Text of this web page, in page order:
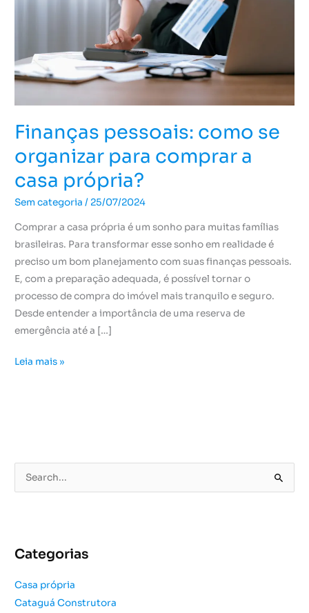
Finanças pessoais: como se
organizar para comprar a
casa própria?
Sem categoria / 25/07/2024
Comprar a casa própria é um sonho para muitas famílias
brasileiras. Para transformar esse sonho em realidade é
preciso um bom planejamento com suas finanças pessoais.
E, com a preparação adequada, é possível tornar o
processo de compra do imóvel mais tranquilo e seguro.
Desde entender a importância de uma reserva de
emergência até a […]
casa
própria?
Leia mais »
e
i
a
r
Categorias
Casa própria
Cataguá Construtora